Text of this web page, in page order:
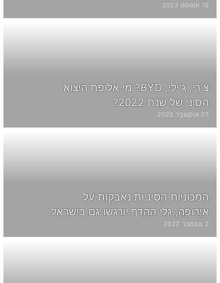
16 אוגוסט 2023
צ'רי, ג'ילי, BYD? מי אלופת היצוא
הסיני של שנת 2022?
27 אוקטובר 2022
המכוניות הסיניות נאבקות על
אירופה, גלי ההדף יורגשו גם בישראל
2 נובמבר 2022